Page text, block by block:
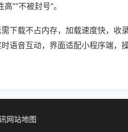
”“不被封号”。
下载不占内存，加载速度快，收
语音互动，界面适配小程序端，
网站地图